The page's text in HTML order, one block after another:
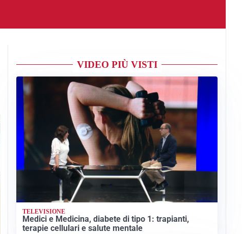
VIDEO PIÙ VISTI
TELEVISIONE
Medici e Medicina, diabete di tipo 1: trapianti,
terapie cellulari e salute mentale